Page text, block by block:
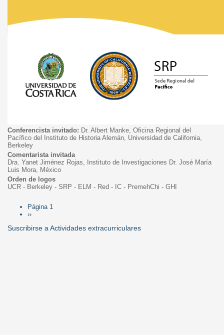
Conferencista invitado: Dr. Albert Manke, Oficina Regional del
Pacífico del Instituto de Historia Alemán, Universidad de California,
Berkeley
Comentarista invitada
Dra. Yanet Jiménez Rojas, Instituto de Investigaciones Dr. José María
Luis Mora, México
Orden de logos
UCR - Berkeley - SRP - ELM - Red - IC - PremehChi - GHI
Paginación
Página 1
Siguiente
››
Suscribirse a Actividades extracurriculares